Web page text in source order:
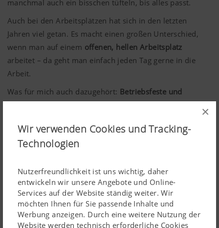
×
Wir verwenden Cookies und Tracking-
Technologien
Nutzerfreundlichkeit ist uns wichtig, daher
entwickeln wir unsere Angebote und Online-
Services auf der Website ständig weiter. Wir
möchten Ihnen für Sie passende Inhalte und
Werbung anzeigen. Durch eine weitere Nutzung der
Website werden technisch erforderliche Cookies
manchmal auch ein bisschen tüfteln, bis alles passt.
Auch bei den Arbeitsplätzen hat sich in den letzten
Jahren viel getan. Es macht einen großen Unterschied,
wenn man auf einem offenen, hellen Arbeitsplatz
arbeitet – da geht man einfach jeden Tag gerne in die
Arbeit.
Was für mich auch dazugehört: Betriebsfeste und
gemeinsame Aktivitäten, wie zum Beispiel das jährliche
Kurzsteckbrief zu Sabine:
PÖTTINGER. Meine Lehrabschlussprüfung legte ich am
16.10.2000 ab.
Ich bin bei PÖTTINGER seit:1. September 1997
Dieses PÖTTenzial kommt mir in meinem Job oft zugute: